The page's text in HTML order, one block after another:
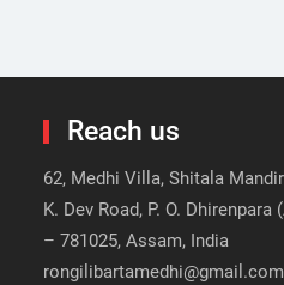
Reach us
62, Medhi Villa, Shitala
K. Dev Road, P. O.
– 781025, Assam, India
rongilibartamedhi@gmail.com